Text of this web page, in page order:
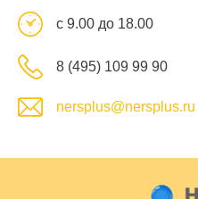
с 9.00 до 18.00
8 (495) 109 99 90
nersplus@nersplus.ru